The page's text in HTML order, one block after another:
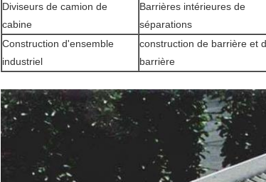
Diviseurs de camion de
cabine
Barrières intérieures de
séparations
Construction d'ensemble
industriel
construction de barrière et
barrière